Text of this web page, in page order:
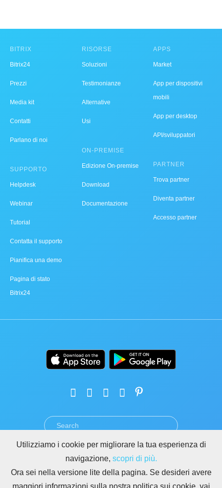
BITRIX
Bitrix24
Prezzi
Media kit
Contatti
Parlano di noi
SUPPORTO
Helpdesk
Webinar
Tutorial
Contatta il supporto
Pianifica una demo
Pagina di stato
Bitrix24
RISORSE
Soluzioni
Testimonianze
Alternative
Usi
ON-PREMISE
Edizione On-premise
Download
Documentazione
APPS
Market
App per dispositivi
mobili
App per desktop
API/sviluppatori
PARTNER
Trova partner
Diventa partner
Accesso partner
PRIVACY GDPR
ABUSO
REGOLE PER I SITI DI BITRIX24
Copyright © 2026 Bitrix24
Utilizziamo i cookie per migliorare la tua esperienza di
navigazione, scopri di più.
Ora sei nella versione lite della pagina. Se desideri avere
maggiori informazioni sulla nostra politica sui cookie, vai